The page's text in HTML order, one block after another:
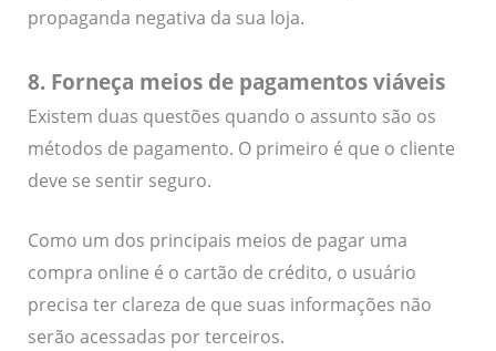
propaganda negativa da sua loja.
8. Forneça meios de pagamentos viáveis
Existem duas questões quando o assunto são os
métodos de pagamento. O primeiro é que o cliente
deve se sentir seguro.
Como um dos principais meios de pagar uma
compra online é o cartão de crédito, o usuário
precisa ter clareza de que suas informações não
serão acessadas por terceiros.